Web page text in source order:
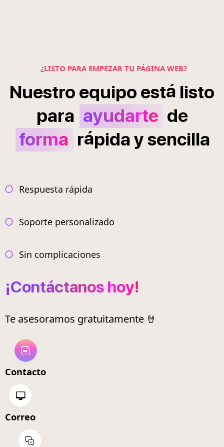
¿LISTO PARA EMPEZAR TU PÁGINA WEB?
Nuestro equipo está listo
para ayudarte de
forma rápidaysencilla
Respuesta rápida
Soporte personalizado
Sin complicaciones
¡Contáctanos hoy!
Te asesoramos gratuitamente 🤘
Contacto
Correo